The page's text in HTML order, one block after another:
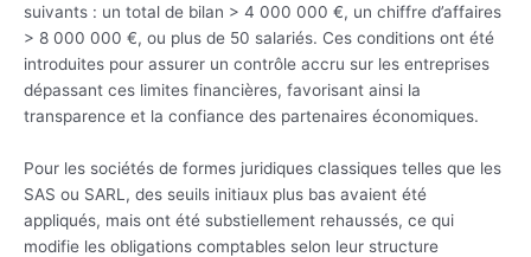
suivants : un total de bilan > 4 000 000 €, un chiffre d’affaires
> 8 000 000 €, ou plus de 50 salariés. Ces conditions ont été
introduites pour assurer un contrôle accru sur les entreprises
dépassant ces limites financières, favorisant ainsi la
transparence et la confiance des partenaires économiques.
Pour les sociétés de formes juridiques classiques telles que les
SAS ou SARL, des seuils initiaux plus bas avaient été
appliqués, mais ont été substiellement rehaussés, ce qui
modifie les obligations comptables selon leur structure